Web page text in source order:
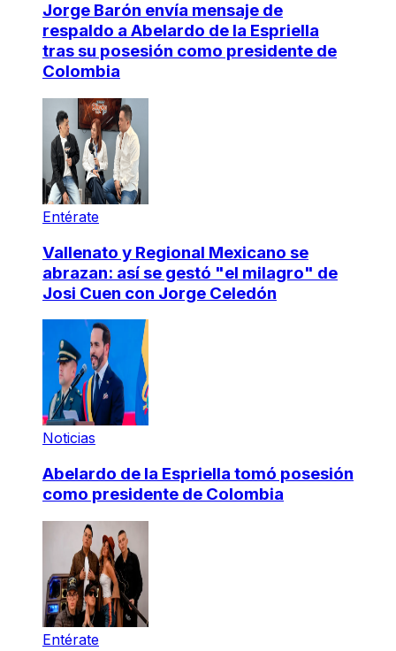
Jorge Barón envía mensaje de
respaldo a Abelardo de la Espriella
tras su posesión como presidente de
Colombia
Entérate
Vallenato y Regional Mexicano se
abrazan: así se gestó "el milagro" de
Josi Cuen con Jorge Celedón
Noticias
Abelardo de la Espriella tomó posesión
como presidente de Colombia
Entérate